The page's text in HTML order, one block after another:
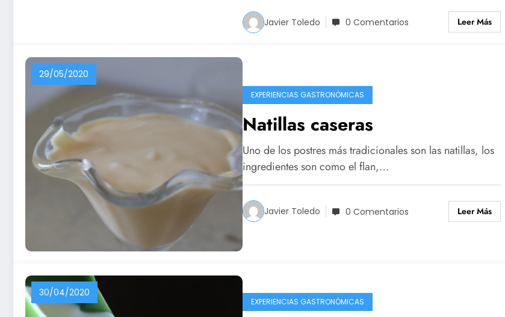
Javier Toledo 0 Comentarios Leer Más
29/05/2020
EXPERIENCIAS GASTRONÓMICAS
Natillas caseras
Uno de los postres más tradicionales son las natillas, los
ingredientes son como el flan,…
Javier Toledo 0 Comentarios Leer Más
30/04/2020
EXPERIENCIAS GASTRONÓMICAS